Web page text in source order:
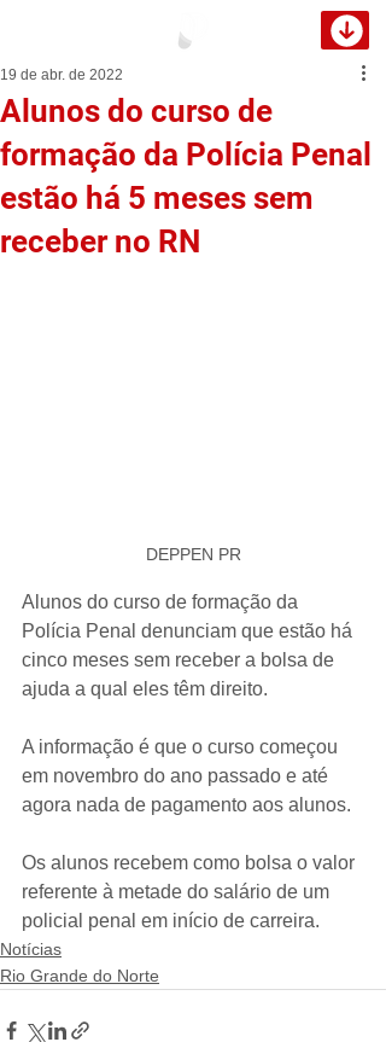
Alunos do curso de
formação da Polícia Penal
estão há 5 meses sem
receber no RN
19 de abr. de 2022
DEPPEN PR
Alunos do curso de formação da
Polícia Penal denunciam que estão há
cinco meses sem receber a bolsa de
ajuda a qual eles têm direito.
A informação é que o curso começou
em novembro do ano passado e até
agora nada de pagamento aos alunos.
Os alunos recebem como bolsa o valor
referente à metade do salário de um
policial penal em início de carreira.
Notícias
Rio Grande do Norte